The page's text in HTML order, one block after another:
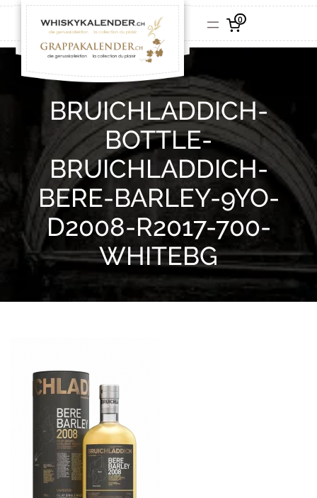
0
BRUICHLADDICH-
BOTTLE-
BRUICHLADDICH-
BERE-BARLEY-9YO-
D2008-R2017-700-
WHITEBG